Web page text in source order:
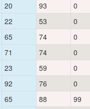
20 93 0
22 53 0
65 74 0
71 74 0
23 59 0
92 76 0
65 88 99